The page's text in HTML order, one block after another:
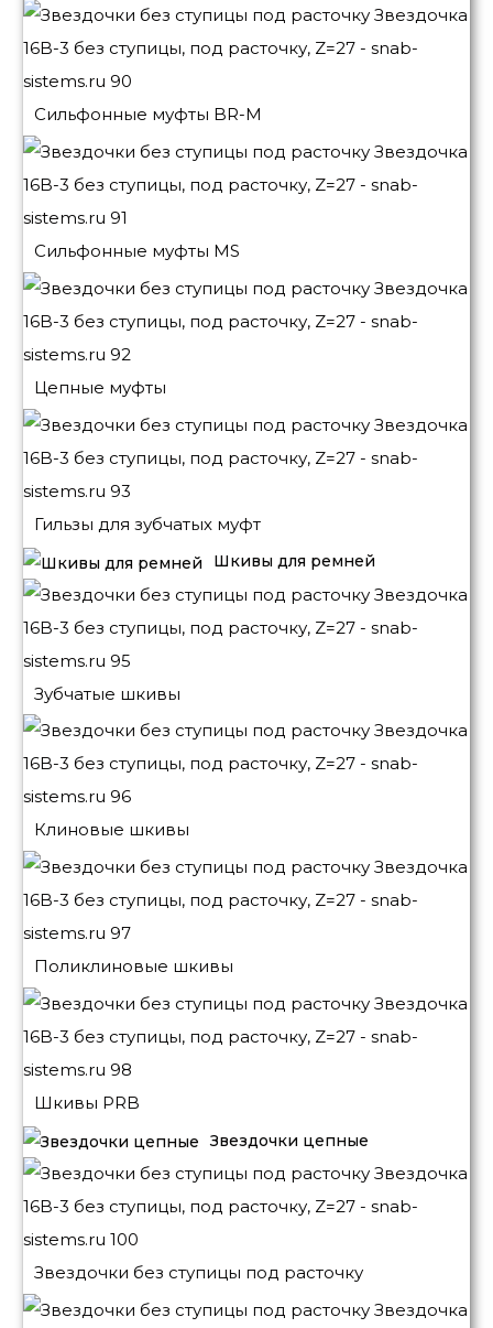
Сильфонные муфты BR-M
Сильфонные муфты MS
Цепные муфты
Гильзы для зубчатых муфт
Шкивы для ремней
Зубчатые шкивы
Клиновые шкивы
Поликлиновые шкивы
Шкивы PRB
Звездочки цепные
Звездочки без ступицы под расточку